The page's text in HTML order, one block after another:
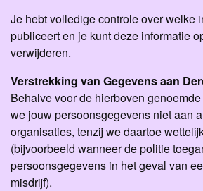
Je hebt volledige controle over welke
publiceert en je kunt deze informatie
verwijderen.
Verstrekking van Gegevens aan
Behalve voor de hierboven
we jouw persoonsgegevens niet aan
organisaties, tenzij we daartoe
(bijvoorbeeld wanneer de politie
persoonsgegevens in het geval van
misdrijf).